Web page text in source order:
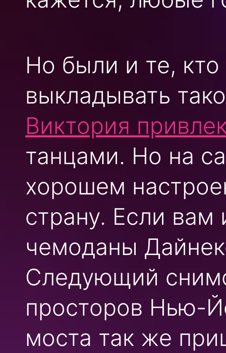
Но были и те,
выкладывать
Виктория
танцами. Но на
хорошем
страну. Если вам
чемоданы
Следующий
просторов Нью-
моста так же